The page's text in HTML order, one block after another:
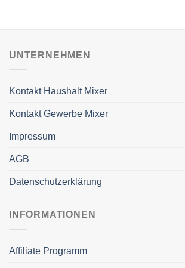
UNTERNEHMEN
Kontakt Haushalt Mixer
Kontakt Gewerbe Mixer
Impressum
AGB
Datenschutzerklärung
INFORMATIONEN
Affiliate Programm